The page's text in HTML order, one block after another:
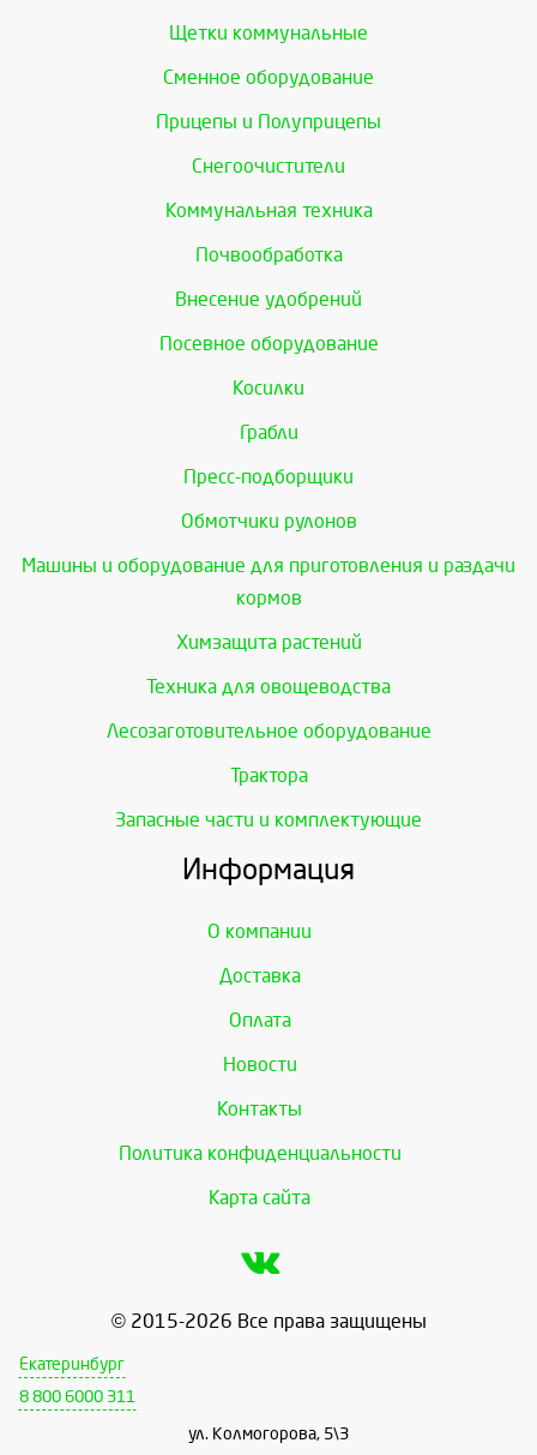
Щетки коммунальные
Сменное оборудование
Прицепы и Полуприцепы
Снегоочистители
Коммунальная техника
Почвообработка
Внесение удобрений
Посевное оборудование
Косилки
Грабли
Пресс-подборщики
Обмотчики рулонов
Машины и оборудование для приготовления и раздачи
кормов
Химзащита растений
Техника для овощеводства
Лесозаготовительное оборудование
Трактора
Запасные части и комплектующие
Информация
О компании
Доставка
Оплата
Новости
Контакты
Политика конфиденциальности
Карта сайта
© 2015-2026 Все права защищены
Екатеринбург
8 800 6000 311
ул. Колмогорова, 5\3